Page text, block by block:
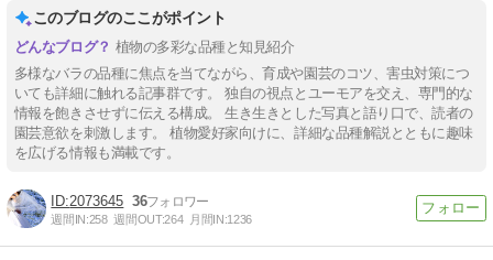
このブログのここがポイント
植物の多彩な品種と知見紹介
多様なバラの品種に焦点を当てながら、育成や園芸のコツ、害虫対策につ
いても詳細に触れる記事群です。 独自の視点とユーモアを交え、専門的な
情報を飽きさせずに伝える構成。 生き生きとした写真と語り口で、読者の
園芸意欲を刺激します。 植物愛好家向けに、詳細な品種解説とともに趣味
を広げる情報も満載です。
2073645 36
週間IN:258 週間OUT:264 月間IN:1236